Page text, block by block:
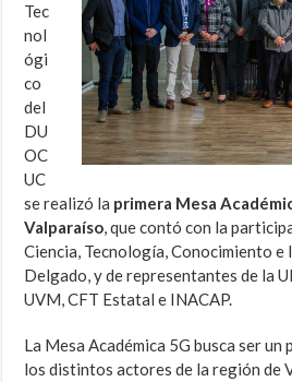
Tec
nol
ógi
co
del
DU
OC
UC
se realizó la primera Mesa
Valparaíso, que contó con la
Ciencia, Tecnología, Conocimiento
Delgado, y de representantes de la
UVM, CFT Estatal e INACAP.
La Mesa Académica 5G busca ser
los distintos actores de la región de